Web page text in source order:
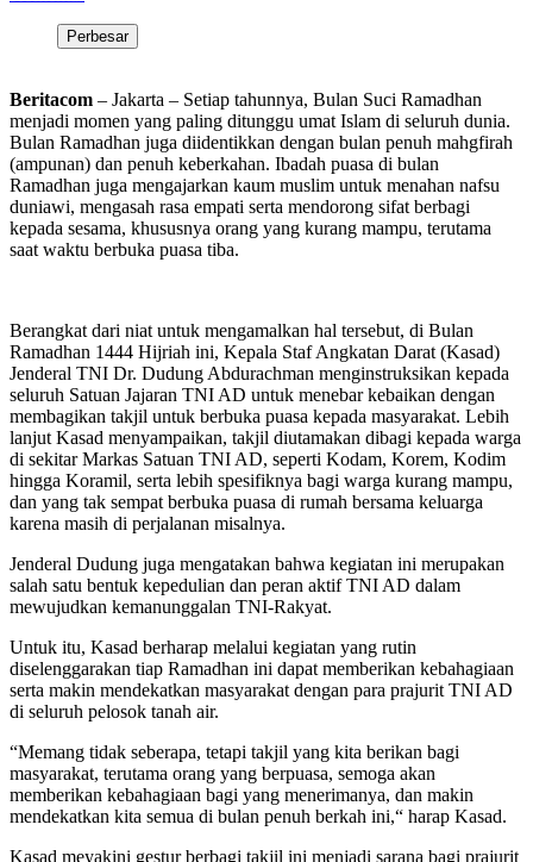
Perbesar
Beritacom – Jakarta – Setiap tahunnya, Bulan Suci Ramadhan
menjadi momen yang paling ditunggu umat Islam di seluruh dunia.
Bulan Ramadhan juga diidentikkan dengan bulan penuh mahgfirah
(ampunan) dan penuh keberkahan. Ibadah puasa di bulan
Ramadhan juga mengajarkan kaum muslim untuk menahan nafsu
duniawi, mengasah rasa empati serta mendorong sifat berbagi
kepada sesama, khususnya orang yang kurang mampu, terutama
saat waktu berbuka puasa tiba.
Berangkat dari niat untuk mengamalkan hal tersebut, di Bulan
Ramadhan 1444 Hijriah ini, Kepala Staf Angkatan Darat (Kasad)
Jenderal TNI Dr. Dudung Abdurachman menginstruksikan kepada
seluruh Satuan Jajaran TNI AD untuk menebar kebaikan dengan
membagikan takjil untuk berbuka puasa kepada masyarakat. Lebih
lanjut Kasad menyampaikan, takjil diutamakan dibagi kepada warga
di sekitar Markas Satuan TNI AD, seperti Kodam, Korem, Kodim
hingga Koramil, serta lebih spesifiknya bagi warga kurang mampu,
dan yang tak sempat berbuka puasa di rumah bersama keluarga
karena masih di perjalanan misalnya.
Jenderal Dudung juga mengatakan bahwa kegiatan ini merupakan
salah satu bentuk kepedulian dan peran aktif TNI AD dalam
mewujudkan kemanunggalan TNI-Rakyat.
Untuk itu, Kasad berharap melalui kegiatan yang rutin
diselenggarakan tiap Ramadhan ini dapat memberikan kebahagiaan
serta makin mendekatkan masyarakat dengan para prajurit TNI AD
di seluruh pelosok tanah air.
“Memang tidak seberapa, tetapi takjil yang kita berikan bagi
masyarakat, terutama orang yang berpuasa, semoga akan
memberikan kebahagiaan bagi yang menerimanya, dan makin
mendekatkan kita semua di bulan penuh berkah ini,“ harap Kasad.
Kasad meyakini gestur berbagi takjil ini menjadi sarana bagi prajurit